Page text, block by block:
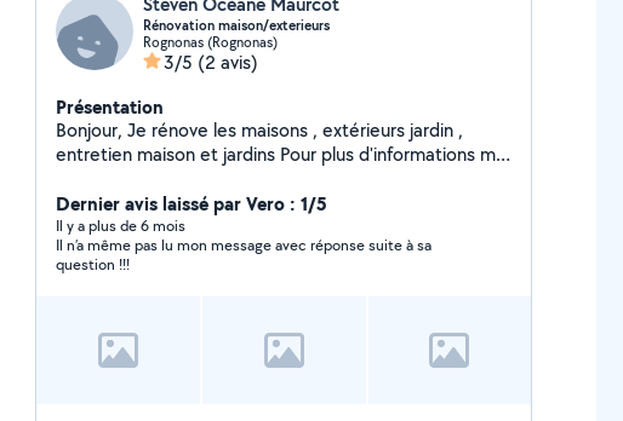
Rénovation maison/exterieurs
Rognonas (Rognonas)
3/5 (2 avis)
Présentation
Bonjour, Je rénove les maisons , extérieurs jardin ,
entretien maison et jardins Pour plus d'informations me
Dernier avis laissé par Vero : 1/5
Il y a plus de 6 mois
Il n’a même pas lu mon message avec réponse suite à sa
question !!!